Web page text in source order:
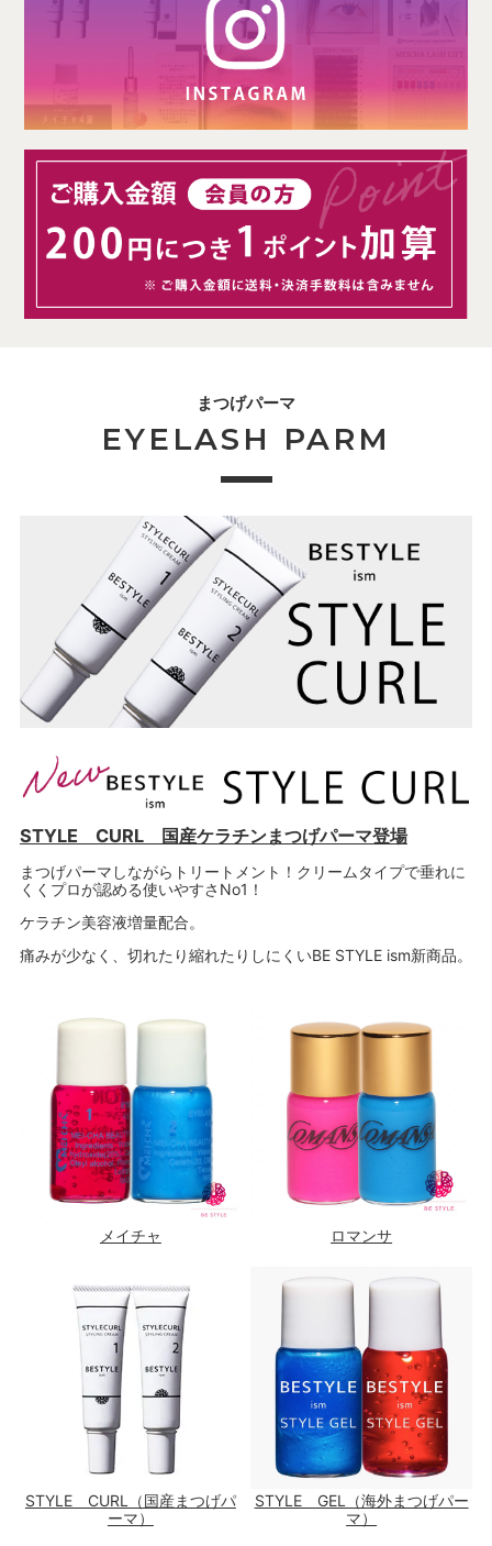
まつげパーマ
EYELASH PARM
STYLE CURL 国産ケラチンまつげパーマ登場
まつげパーマしながらトリートメント！クリームタイプで垂れに
くくプロが認める使いやすさNo1！
ケラチン美容液増量配合。
痛みが少なく、切れたり縮れたりしにくいBE STYLE ism新商品。
メイチャ ロマンサ
STYLE CURL（国産まつげパ
ーマ）
STYLE GEL（海外まつげパー
マ）